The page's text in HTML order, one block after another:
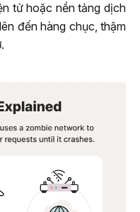
tử hoặc nền tảng dịch
đến hàng chục, thậm